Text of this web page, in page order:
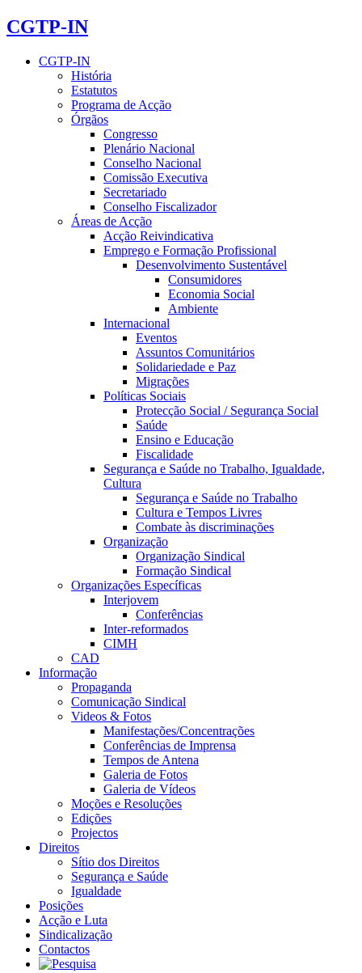
CGTP-IN
CGTP-IN
História
Estatutos
Programa de Acção
Órgãos
Congresso
Plenário Nacional
Conselho Nacional
Comissão Executiva
Secretariado
Conselho Fiscalizador
Áreas de Acção
Acção Reivindicativa
Emprego e Formação Profissional
Desenvolvimento Sustentável
Consumidores
Economia Social
Ambiente
Internacional
Eventos
Assuntos Comunitários
Solidariedade e Paz
Migrações
Políticas Sociais
Protecção Social / Segurança Social
Saúde
Ensino e Educação
Fiscalidade
Segurança e Saúde no Trabalho, Igualdade,
Cultura
Segurança e Saúde no Trabalho
Cultura e Tempos Livres
Combate às discriminações
Organização
Organização Sindical
Formação Sindical
Organizações Específicas
Interjovem
Conferências
Inter-reformados
CIMH
CAD
Informação
Propaganda
Comunicação Sindical
Videos & Fotos
Manifestações/Concentrações
Conferências de Imprensa
Tempos de Antena
Galeria de Fotos
Galeria de Vídeos
Moções e Resoluções
Edições
Projectos
Direitos
Sítio dos Direitos
Segurança e Saúde
Igualdade
Posições
Acção e Luta
Sindicalização
Contactos